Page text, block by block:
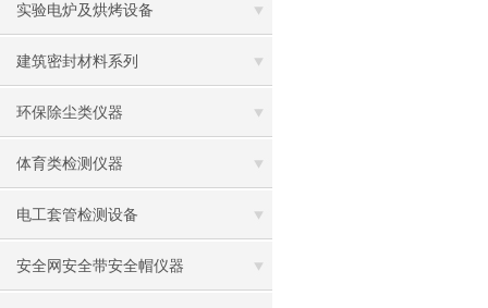
实验电炉及烘烤设备
建筑密封材料系列
环保除尘类仪器
体育类检测仪器
电工套管检测设备
安全网安全带安全帽仪器